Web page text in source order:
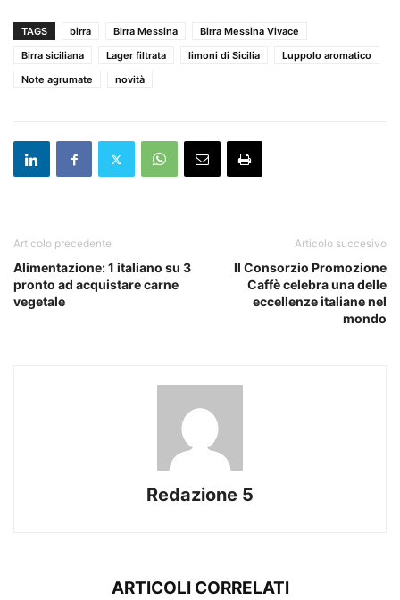
TAGS birra Birra Messina
Birra Messina Vivace
Birra siciliana
Lager filtrata limoni di Sicilia
Luppolo aromatico
Note agrumate
novità
Articolo precedente
Alimentazione: 1 italiano su 3
pronto ad acquistare carne
vegetale
Articolo succesivo
Il Consorzio Promozione
Caffè celebra una delle
eccellenze italiane nel
mondo
Redazione 5
ARTICOLI CORRELATI